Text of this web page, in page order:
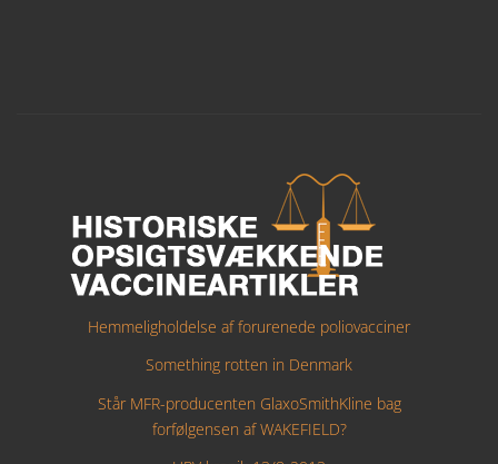
Hemmeligholdelse af forurenede poliovacciner
Something rotten in Denmark
Står MFR-producenten GlaxoSmithKline bag
forfølgensen af WAKEFIELD?